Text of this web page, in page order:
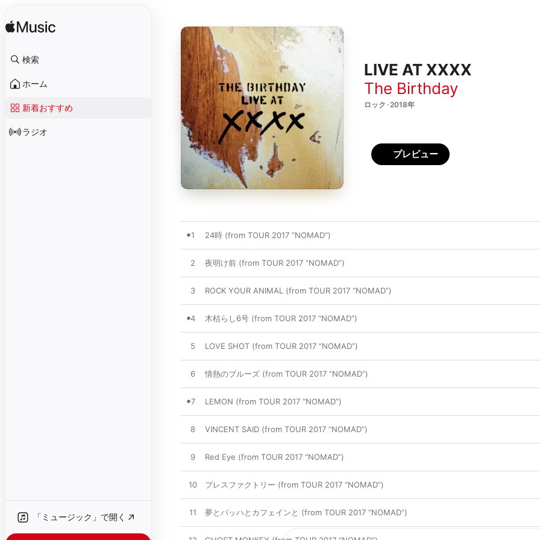
検索
ホーム
新着おすすめ
ラジオ
「ミュージック」で開く
LIVE AT XXXX
The Birthday
ロック · 2018年
プレビュー
1 24時 (from TOUR 2017 “NOMAD”)
2 夜明け前 (from TOUR 2017 “NOMAD”)
3 ROCK YOUR ANIMAL (from TOUR 2017 “NOMAD”)
4 木枯らし6号 (from TOUR 2017 “NOMAD”)
5 LOVE SHOT (from TOUR 2017 “NOMAD”)
6 情熱のブルーズ (from TOUR 2017 “NOMAD”)
7 LEMON (from TOUR 2017 “NOMAD”)
8 VINCENT SAID (from TOUR 2017 “NOMAD”)
9 Red Eye (from TOUR 2017 “NOMAD”)
10 プレスファクトリー (from TOUR 2017 “NOMAD”)
11 夢とバッハとカフェインと (from TOUR 2017 “NOMAD”)